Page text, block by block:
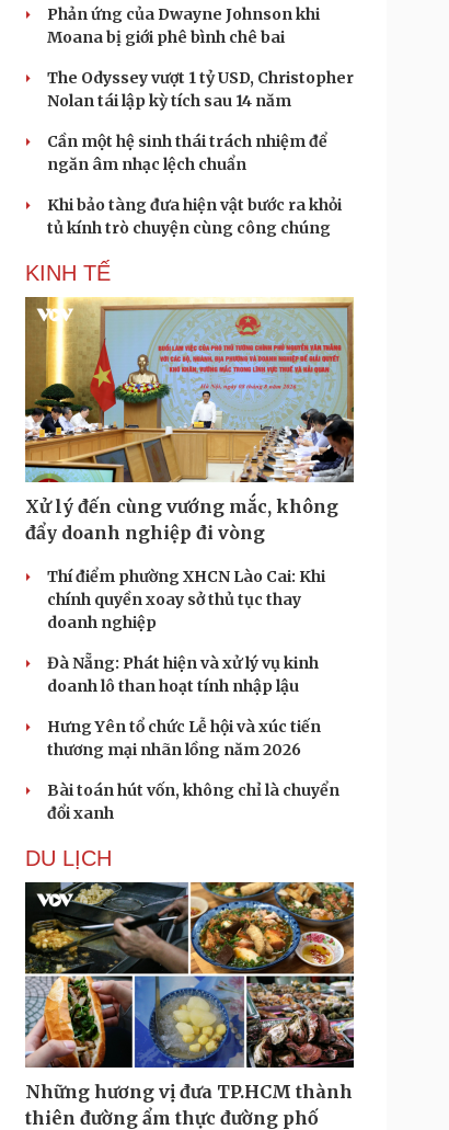
Phản ứng của Dwayne Johnson khi
Moana bị giới phê bình chê bai
The Odyssey vượt 1 tỷ USD, Christopher
Nolan tái lập kỳ tích sau 14 năm
Cần một hệ sinh thái trách nhiệm để
ngăn âm nhạc lệch chuẩn
Khi bảo tàng đưa hiện vật bước ra khỏi
tủ kính trò chuyện cùng công chúng
KINH TẾ
Xử lý đến cùng vướng mắc, không
đẩy doanh nghiệp đi vòng
Thí điểm phường XHCN Lào Cai: Khi
chính quyền xoay sở thủ tục thay
doanh nghiệp
Đà Nẵng: Phát hiện và xử lý vụ kinh
doanh lô than hoạt tính nhập lậu
Hưng Yên tổ chức Lễ hội và xúc tiến
thương mại nhãn lồng năm 2026
Bài toán hút vốn, không chỉ là chuyển
đổi xanh
DU LỊCH
Những hương vị đưa TP.HCM thành
thiên đường ẩm thực đường phố